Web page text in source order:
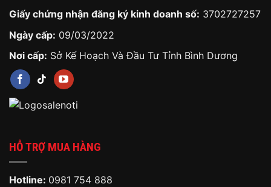
Giấy chứng nhận đăng ký kinh doanh số: 3702727257
Ngày cấp: 09/03/2022
Nơi cấp: Sở Kế Hoạch Và Đầu Tư Tỉnh Bình Dương
HỖ TRỢ MUA HÀNG
Hotline: 0981 754 888